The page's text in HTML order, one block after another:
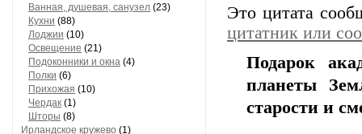
Ванная, душевая, санузел (23)
Кухни (88)
Лоджии (10)
Освещение (21)
Подоконники и окна (4)
Полки (6)
Прихожая (10)
Чердак (1)
Шторы (8)
Ирландское кружево (1)
Это цитата
цитатник или
Подарок
планеты
старости и